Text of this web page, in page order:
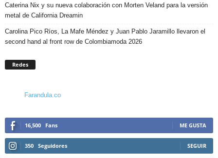
Caterina Nix y su nueva colaboración con Morten Veland para la versión
metal de California Dreamin
Carolina Pico Ríos, La Mafe Méndez y Juan Pablo Jaramillo llevaron el
second hand al front row de Colombiamoda 2026
Redes
Farandula.co
16,500 Fans ME GUSTA
350 Seguidores SEGUIR